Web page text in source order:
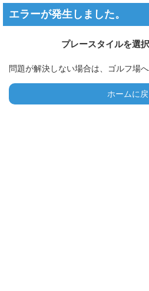
エラーが発生しました。
プレースタイルを選
問題が解決しない場合は、ゴルフ場
ホームに